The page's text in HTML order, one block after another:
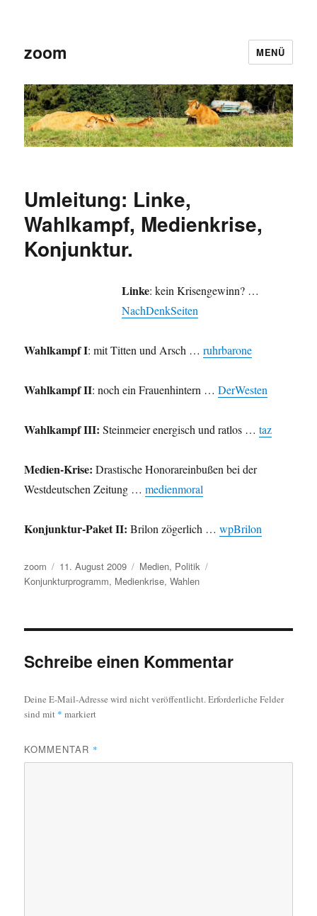
zoom MENÜ
Umleitung: Linke,
Wahlkampf, Medienkrise,
Konjunktur.
Linke: kein Krisengewinn? …
NachDenkSeiten
Wahlkampf I: mit Titten und Arsch …ruhrbarone
Wahlkampf II: noch ein Frauenhintern …DerWesten
Wahlkampf III: Steinmeier energisch und ratlos …taz
Medien-Krise: Drastische Honorareinbußen bei der
Westdeutschen Zeitung …medienmoral
Konjunktur-Paket II: Brilon zögerlich …wpBrilon
Autor
zoom
Veröffentlicht
am
11. August 2009 Kategorien
Medien, Politik
Konjunkturprogramm, Medienkrise,Wahlen
Schreibe einen Kommentar
Deine E-Mail-Adresse wird nicht veröffentlicht.Erforderliche Felder
sind mit * markiert
KOMMENTAR *